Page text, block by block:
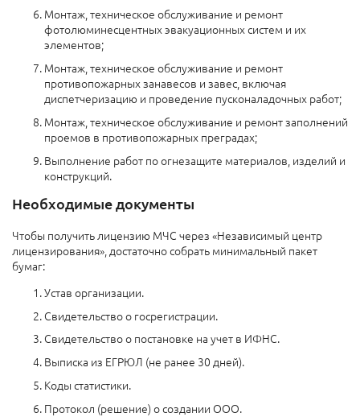
Монтаж, техническое обслуживание и ремонт
фотолюминесцентных эвакуационных систем и их
элементов;
Монтаж, техническое обслуживание и ремонт
противопожарных занавесов и завес, включая
диспетчеризацию и проведение пусконаладочных работ;
Монтаж, техническое обслуживание и ремонт заполнений
проемов в противопожарных преградах;
Выполнение работ по огнезащите материалов, изделий и
конструкций.
Необходимые документы
Чтобы получить лицензию МЧС через «Независимый центр
лицензирования», достаточно собрать минимальный пакет
бумаг:
Устав организации.
Свидетельство о госрегистрации.
Свидетельство о постановке на учет в ИФНС.
Выписка из ЕГРЮЛ (не ранее 30 дней).
Коды статистики.
Протокол (решение) о создании ООО.